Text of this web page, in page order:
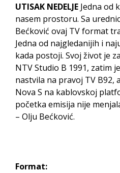
UTISAK NEDELJE Jedna od
nasem prostoru. Sa
Bećković ovaj TV format
Jedna od najgledanijih i
kada postoji. Svoj život je
NTV Studio B 1991, zatim
nastvila na pravoj TV B92,
Nova S na kablovskoj
početka emisija nije
– Olju Bećković.
Format: